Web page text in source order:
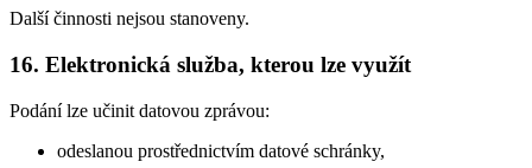
Další činnosti nejsou stanoveny.
16. Elektronická služba, kterou lze využít
Podání lze učinit datovou zprávou:
odeslanou prostřednictvím datové schránky,